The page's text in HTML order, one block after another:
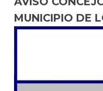
MUNICIPIO DE